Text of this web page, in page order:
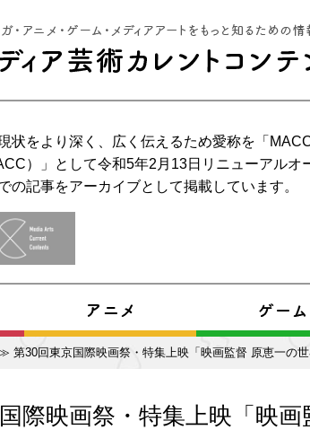
状をより深く、広く伝えるため愛称を「
）」として令和5年2月13日リニューアルオ
の記事をアーカイブとして掲載しています。
第30回東京国際映画祭・特集上映「映画監督 原恵一の世
際映画祭・特集上映「映画